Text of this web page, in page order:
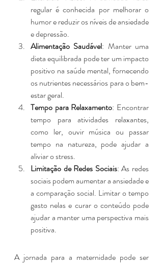
regular é conhecida por melhorar o
humor e reduzir os níveis de ansiedade
e depressão.
Alimentação Saudável: Manter uma
dieta equilibrada pode ter um impacto
positivo na saúde mental, fornecendo
os nutrientes necessários para o bem-
estar geral.
Tempo para Relaxamento: Encontrar
tempo para atividades relaxantes,
como ler, ouvir música ou passar
tempo na natureza, pode ajudar a
aliviar o stress.
Limitação de Redes Sociais: As redes
sociais podem aumentar a ansiedade e
a comparação social. Limitar o tempo
gasto nelas e curar o conteúdo pode
ajudar a manter uma perspectiva mais
positiva.
A jornada para a maternidade pode ser